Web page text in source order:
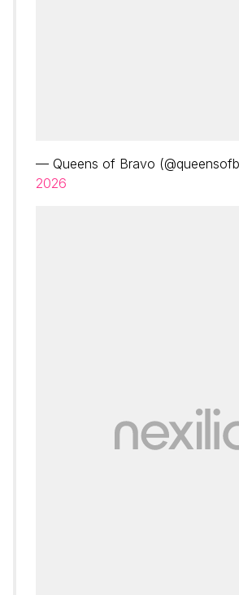
— Queens of Bravo
2026